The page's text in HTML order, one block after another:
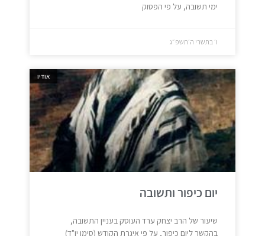
ימי תשובה, על פי הפסוק
ו׳ בתשרי ה׳תשפ״ג
אודיו
יום כיפור ותשובה
שיעור של הרב יצחק ערד העוסק בעניין התשובה,
בהקשר ליום כיפור, על פי איגרת הקודש (סימן יו"ד)